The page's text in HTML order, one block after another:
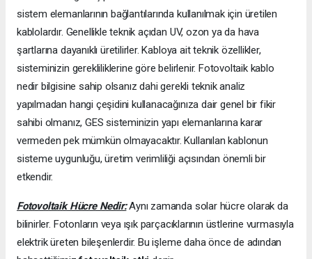
sistem elemanlarının bağlantılarında kullanılmak için üretilen
kablolardır. Genellikle teknik açıdan UV, ozon ya da hava
şartlarına dayanıklı üretilirler. Kabloya ait teknik özellikler,
sisteminizin gerekliliklerine göre belirlenir. Fotovoltaik kablo
nedir bilgisine sahip olsanız dahi gerekli teknik analiz
yapılmadan hangi çeşidini kullanacağınıza dair genel bir fikir
sahibi olmanız, GES sisteminizin yapı elemanlarına karar
vermeden pek mümkün olmayacaktır. Kullanılan kablonun
sisteme uygunluğu, üretim verimliliği açısından önemli bir
etkendir.
Fotovoltaik Hücre Nedir:Aynı zamanda solar hücre olarak da
bilinirler. Fotonların veya ışık parçacıklarının üstlerine vurmasıyla
elektrik üreten bileşenlerdir. Bu işleme daha önce de adından